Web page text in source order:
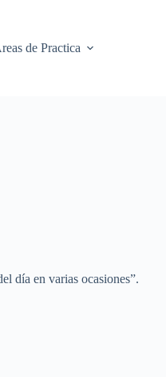
de Practica
día en varias ocasiones”.